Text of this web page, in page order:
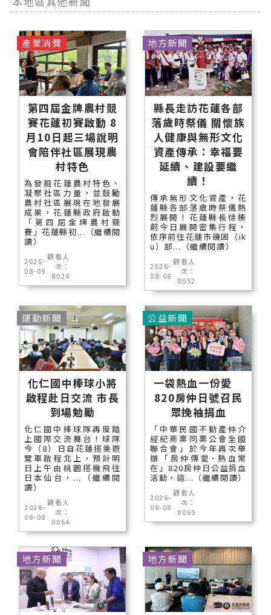
第四屆金牌農村競
賽花蓮初賽啟動 8
月10日起三場說明
會陪伴社區展現農
村特色
為發掘花蓮農村特色、
凝聚社區力量，並鼓勵
農村社區展現在地發展
成果，花蓮縣政府啟動
「第四屆金牌農村競
賽」花蓮縣初...（繼續閱
讀）
2026-
08-09
觀看人
次：
8024
產業消費
縣長走訪花蓮各部
落歲時祭儀 關懷族
人健康與無形文化
資產傳承：幸福要
延續、建設要繼
續！
傳承無形文化資產，花
蓮縣各部落歲時祭儀熱
烈展開！花蓮縣長徐榛
蔚今日展開密集行程，
依序前往花蓮市磯固（ik
u）部...（繼續閱讀）
2026-
08-08
觀看人
次：
8052
地方新聞
化仁國中棒球小將
啟程赴日交流 市長
到場勉勵
化仁國中棒球隊再度踏
上國際交流舞台！球隊
今（8）日自花蓮搭乘遊
覽車啟程北上，預計明
日上午由桃園搭機飛往
日本仙台，...（繼續閱
讀）
2026-
08-08
觀看人
次：
8064
運動新聞
一袋熱血一份愛
820房仲日號召民
眾挽袖捐血
「中華民國不動產仲介
經紀商業同業公會全國
聯合會」於今年再次舉
辦「房仲傳愛˙熱血常
在」820房仲日公益捐血
活動，這...（繼續閱讀）
2026-
08-08
觀看人
次：
8069
公益新聞
地方新聞 地方新聞